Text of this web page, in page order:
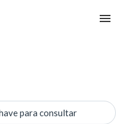
para consultar